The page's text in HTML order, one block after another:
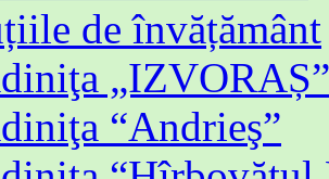
de învățământ
„IZVORAȘ”
“Andrieş”